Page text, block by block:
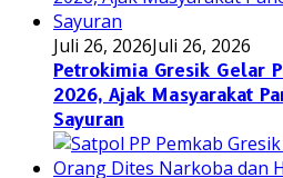
Juli 26, 2026Juli 26, 2026
Petrokimia Gresik Gelar
2026, Ajak Masyarakat
Sayuran